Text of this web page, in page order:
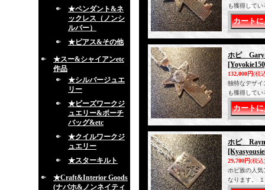
★ペンダント&ネ
ックレス（ノンシ
ルバー）
★ピアス&その他
★スー&シャイアンetc
作品
★シルバージュエ
リー
★ビーズワークジ
ュエリー&ポーチ
バッグ&etc
★クイルワークジ
ュエリー
★スターキルト
★Craft&Interior Goods
(ナバホ&ノンネイティ
も獲得して
ホピ
132,000円(税
独特なデザイ
も獲得して
ホピ
29,700円(税込)
ホピ族の人気
なります。